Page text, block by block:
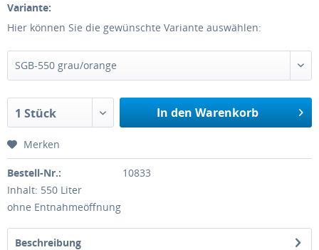
Variante:
Hier können Sie die gewünschte Variante auswählen:
SGB-550 grau/orange
1 Stück In den Warenkorb
Merken
Bestell-Nr.:
10833
Inhalt: 550 Liter
ohne Entnahmeöffnung
Beschreibung